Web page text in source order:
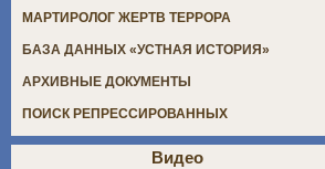
МАРТИРОЛОГ ЖЕРТВ ТЕРРОРА
БАЗА ДАННЫХ «УСТНАЯ ИСТОРИЯ»
АРХИВНЫЕ ДОКУМЕНТЫ
ПОИСК РЕПРЕССИРОВАННЫХ
Видео